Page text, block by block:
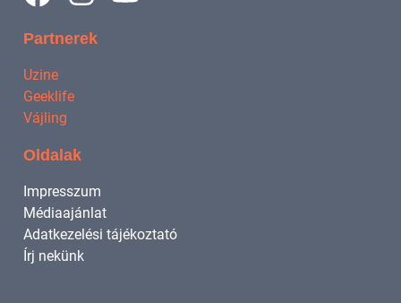
Partnerek
Uzine
Geeklife
Vájling
Oldalak
Impresszum
Médiaajánlat
Adatkezelési tájékoztató
Írj nekünk